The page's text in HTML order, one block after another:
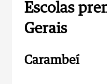
Escolas
Gerais
Carambeí